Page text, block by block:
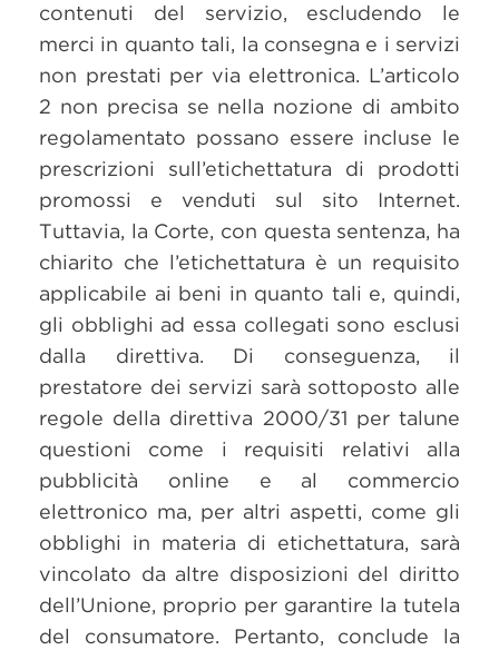
contenuti del servizio, escludendo le
merci in quanto tali, la consegna e i servizi
non prestati per via elettronica. L’articolo
2 non precisa se nella nozione di ambito
regolamentato possano essere incluse le
prescrizioni sull’etichettatura di prodotti
promossi e venduti sul sito Internet.
Tuttavia, la Corte, con questa sentenza, ha
chiarito che l’etichettatura è un requisito
applicabile ai beni in quanto tali e, quindi,
gli obblighi ad essa collegati sono esclusi
dalla direttiva. Di conseguenza, il
prestatore dei servizi sarà sottoposto alle
regole della direttiva 2000/31 per talune
questioni come i requisiti relativi alla
pubblicità online e al commercio
elettronico ma, per altri aspetti, come gli
obblighi in materia di etichettatura, sarà
vincolato da altre disposizioni del diritto
dell’Unione, proprio per garantire la tutela
del consumatore. Pertanto, conclude la